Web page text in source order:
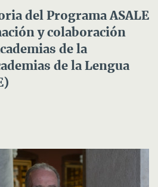
del Programa ASALE
y colaboración
de la
de la Lengua